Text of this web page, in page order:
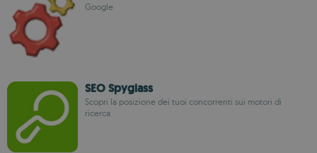
Google
SEO Spyglass
Scopri la posizione dei tuoi concorrenti sui motori di
ricerca